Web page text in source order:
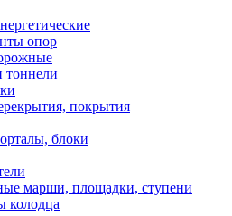
опор
тоннели
покрытия
блоки
марши, площадки, ступени
колодца